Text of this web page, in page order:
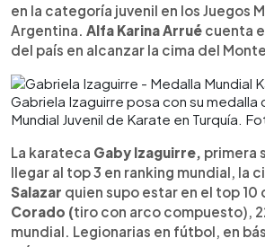
en la categoría juvenil en los Juegos
Argentina. Alfa Karina Arrué cuenta
del país en alcanzar la cima del
Gabriela Izaguirre posa con su medalla
Mundial Juvenil de Karate en Turquía.
La karateca Gaby Izaguirre, primera
llegar al top 3 en ranking mundial, la
Salazar quien supo estar en el top 10
Corado (tiro con arco compuesto),
mundial. Legionarias en fútbol, en